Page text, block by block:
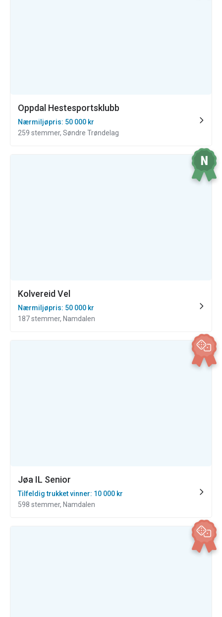
Oppdal Hestesportsklubb
Nærmiljøpris: 50 000 kr
259 stemmer, Søndre Trøndelag
Kolvereid Vel
Nærmiljøpris: 50 000 kr
187 stemmer, Namdalen
Jøa IL Senior
Tilfeldig trukket vinner: 10 000 kr
598 stemmer, Namdalen